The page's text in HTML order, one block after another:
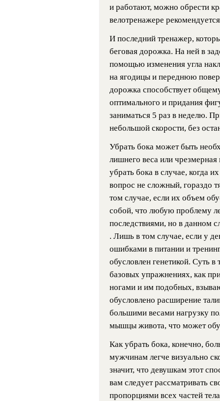
и работают, можно обрести
велотренажере
И последний тренажер,
беговая дорожка. На ней в
помощью изменения угла
на ягодицы и переднюю
дорожка способствует
оптимального и придания
заниматься 5 раз в неделю.
небольшой скорости, без
Убрать бока может быть
лишнего веса или
убрать бока в случае, когда
вопрос не сложный, гораздо
том случае, если их объем
собой, что любую проблему
последствиями, но в данном
. Лишь в том случае, если у
ошибками в питании и
обусловлен генетикой. Суть
базовых упражнениях, как
ногами и им подобных,
обусловлено расширение
большими весами нагрузку
мышцы живота, что может
Как убрать бока, конечно,
мужчинам легче визуально
значит, что девушкам этот
вам следует рассматривать
пропорциями всех частей